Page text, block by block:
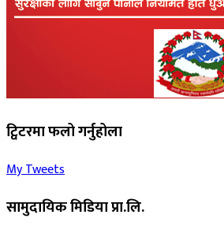
ट्विटरमा फलो गर्नुहोला
My Tweets
सामुदायिक मिडिया प्रा.लि.